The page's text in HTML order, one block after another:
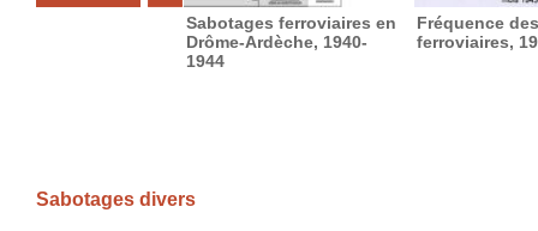
Sabotages ferroviaires en
Drôme-Ardèche, 1940-
1944
Fréquence
ferroviaires,
Sabotages divers